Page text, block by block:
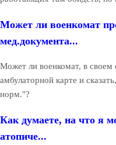
Может ли военкомат
мед.документа...
Может ли военкомат, в своем
амбулаторной карте и
норм."?
Как думаете, на что я
атопиче...